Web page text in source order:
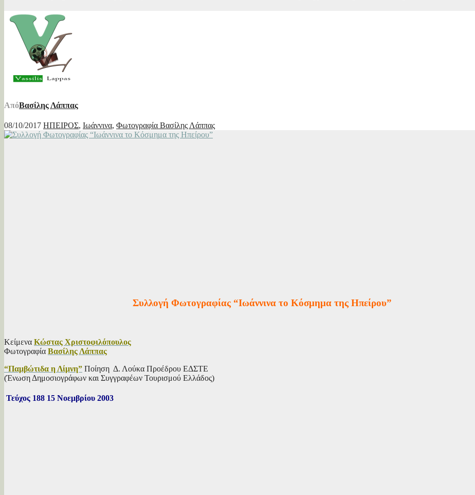
ΑπόΒασίλης Λάππας
08/10/2017 ΗΠΕΙΡΟΣ, Ιωάννινα, Φωτογραφία Βασίλης Λάππας
Συλλογή Φωτογραφίας “Ιωάννινα το Κόσμημα της Ηπείρου”
Κείμενα Κώστας Χριστοφιλόπουλος
Φωτογραφία Βασίλης Λάππας
“Παμβώτιδα η Λίμνη” Ποίηση Δ. Λούκα Προέδρου ΕΔΣΤΕ
(Ένωση Δημοσιογράφων και Συγγραφέων Τουρισμού Ελλάδος)
Τεύχος 188 15 Νοεμβρίου 2003